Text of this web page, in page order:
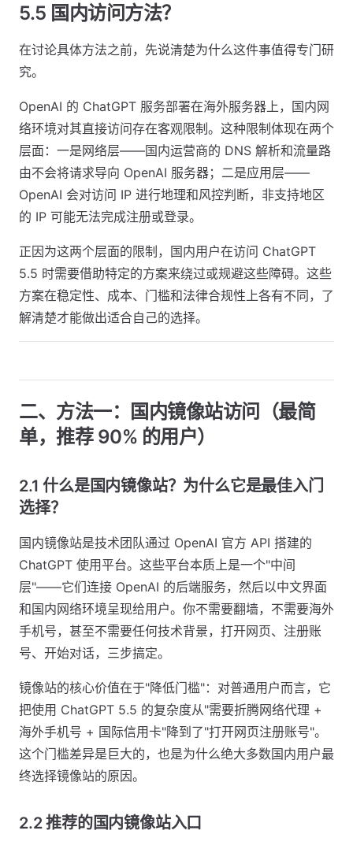
5.5 国内访问方法？
在讨论具体方法之前，先说清楚为什么这件事值得专门研
究。
OpenAI 的 ChatGPT 服务部署在海外服务器上，国内网
络环境对其直接访问存在客观限制。这种限制体现在两个
层面：一是网络层——国内运营商的 DNS 解析和流量路
由不会将请求导向 OpenAI 服务器；二是应用层——
OpenAI 会对访问 IP 进行地理和风控判断，非支持地区
的 IP 可能无法完成注册或登录。
正因为这两个层面的限制，国内用户在访问 ChatGPT
5.5 时需要借助特定的方案来绕过或规避这些障碍。这些
方案在稳定性、成本、门槛和法律合规性上各有不同，了
解清楚才能做出适合自己的选择。
二、方法一：国内镜像站访问（最简
单，推荐 90% 的用户）
2.1 什么是国内镜像站？为什么它是最佳入门
选择？
国内镜像站是技术团队通过 OpenAI 官方 API 搭建的
ChatGPT 使用平台。这些平台本质上是一个"中间
层"——它们连接 OpenAI 的后端服务，然后以中文界面
和国内网络环境呈现给用户。你不需要翻墙，不需要海外
手机号，甚至不需要任何技术背景，打开网页、注册账
号、开始对话，三步搞定。
镜像站的核心价值在于"降低门槛"：对普通用户而言，它
把使用 ChatGPT 5.5 的复杂度从"需要折腾网络代理 +
海外手机号 + 国际信用卡"降到了"打开网页注册账号"。
这个门槛差异是巨大的，也是为什么绝大多数国内用户最
终选择镜像站的原因。
2.2 推荐的国内镜像站入口